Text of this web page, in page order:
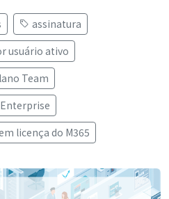
assinatura
usuário ativo
Team
Enterprise
licença do M365